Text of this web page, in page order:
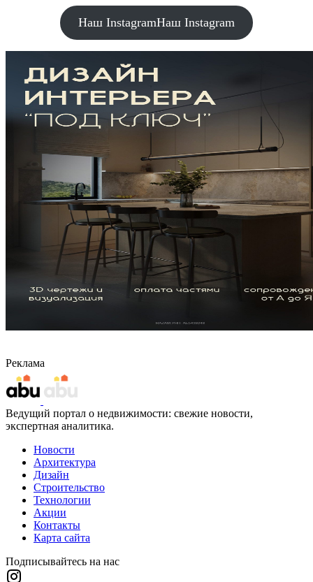
Наш InstagramНаш Instagram
Реклама
Ведущий портал о недвижимости: свежие новости,
экспертная аналитика.
Новости
Архитектура
Дизайн
Строительство
Технологии
Акции
Контакты
Карта сайта
Подписывайтесь на нас